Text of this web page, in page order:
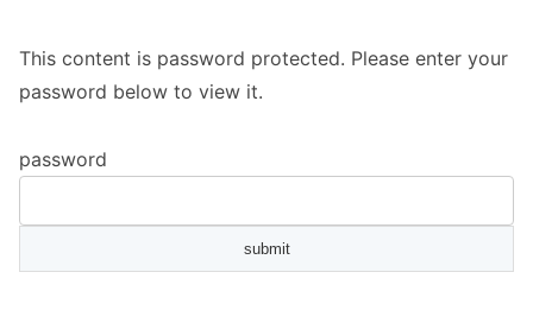
This content is password protected. Please enter your
password below to view it.
password